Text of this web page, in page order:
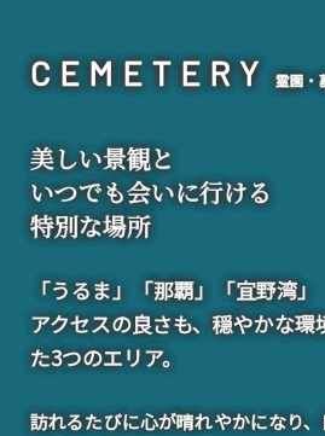
CEMETERY 霊園・
美しい景観と
いつでも会いに行ける
特別な場所
「うるま」「那覇」「宜野湾」
アクセスの良さも、穏やかな環
た3つのエリア。
訪れるたびに心が晴れやかになり